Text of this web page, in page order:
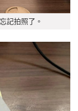
記拍照了。